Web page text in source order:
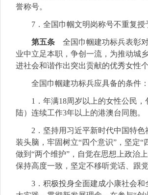
誉称号。
7．全国巾帼文明岗称号不重复授
第五条 全国巾帼建功标兵表彰
业中立足本职，争创一流，为推动城
进社会和谐作出突出贡献的优秀女性个
全国巾帼建功标兵应具备的条件：
1．年满18周岁以上的女性公民，
陆）连续工作3年以上的港澳台同胞。
2．坚持用习近平新时代中国特色
装头脑，牢固树立“四个意识”，坚定“
做到“两个维护”，自觉在思想上政治
保持高度一致，坚定不移听党话、跟党
3．积极投身全面建成小康社会和